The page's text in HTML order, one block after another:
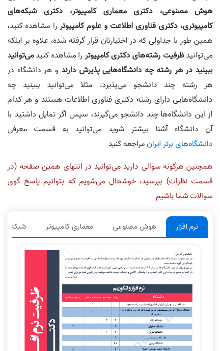
هوش مصنوعی، دکتری معماری کامپیوتر، دکتری شبکه‌های
کامپیوتری، دکتری فناوری اطلاعت و علوم کامپیوتر را مشاهده کنید،
همین طور با جداولی که در اختیارتان قرار گرفته شده، علاوه بر اینکه
می‌توانیدظرفیت رشته‌های دکتری کامپیوتر را مشاهده کنیدمی‌توانید
ببینید در هر رشته چه دانشگاه‌هایی پذیرش دارند و هر دانشگاه در
هر رشته چند دانشجو می‌پذیرد، مثلا می‌توانید ببینید چه
دانشگاه‌هایی دارای رشته دکتری فناوری اطلاعات هستند و هر کدام
از این دانشگاه‌ها چند دانشجو می‌گیرند، سپس اگر تمایل داشتید با
آن دانشگاه آشنا بیشتر شوید می‌توانید به قسمت معرفی
دانشگاه‌های برتر ایرانمراجعه کنید
همچنین هرگونه سوالی دارید می‌توانید در انتهای همین صفحه (در
قسمت نظرات) بپرسید، خوشحال می‌شویم که بتوانیم پاسخ گوی
سوالات شما باشیم
نرم افزار هوش مصنوعی معماری کامپيوتر